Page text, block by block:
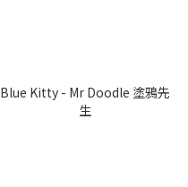
Blue Kitty - Mr Doodle 塗鴉先
生